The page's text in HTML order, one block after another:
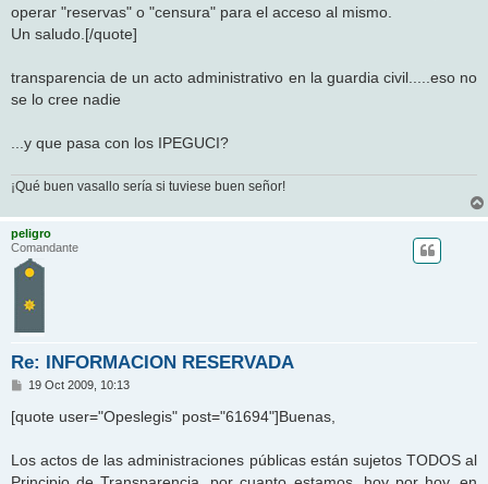
operar "reservas" o "censura" para el acceso al mismo.
Un saludo.[/quote]
transparencia de un acto administrativo en la guardia civil.....eso no
se lo cree nadie
...y que pasa con los IPEGUCI?
¡Qué buen vasallo sería si tuviese buen señor!
peligro
Comandante
Re: INFORMACION RESERVADA
M
n
e
19 Oct 2009, 10:13
[quote user="Opeslegis" post="61694"]Buenas,
Los actos de las administraciones públicas están sujetos TODOS al